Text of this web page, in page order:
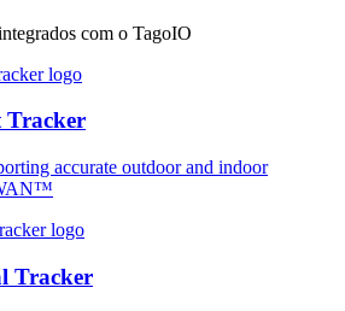
com o TagoIO
Tracker
accurate outdoor and indoor
Tracker